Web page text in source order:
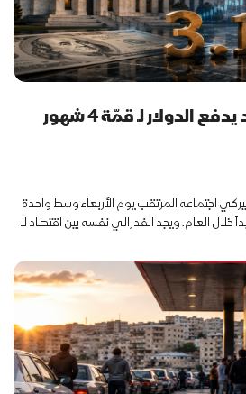
الفيدرالي قد يدفع الدولار لـ قمّة 4 شهور
اجتماعه المرتقب يوم الأربعاء وسط واحدة
من أكثر البيئات الاقتصادية تعقيداً خلال العام. ويجد الفدرالي نفسه بين اقتصاد لا